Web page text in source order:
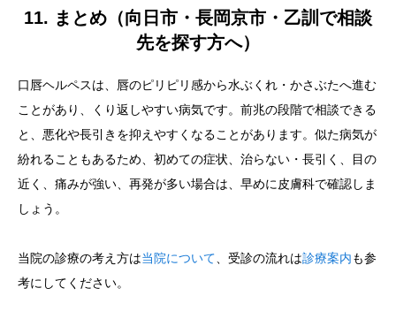
11. まとめ（向日市・長岡京市・乙訓で相談
先を探す方へ）
口唇ヘルペスは、唇のピリピリ感から水ぶくれ・かさぶたへ進む
ことがあり、くり返しやすい病気です。前兆の段階で相談できる
と、悪化や長引きを抑えやすくなることがあります。似た病気が
紛れることもあるため、初めての症状、治らない・長引く、目の
近く、痛みが強い、再発が多い場合は、早めに皮膚科で確認しま
しょう。
当院の診療の考え方は当院について 、受診の流れは診療案内も参
考にしてください。